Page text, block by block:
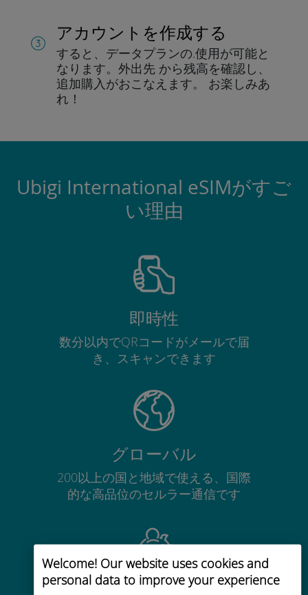
Welcome! Our website uses cookies and
personal data to improve your experience
アカウントを作成する
すると、データプランの.使用が可能と
なります。 外出先 から残高を確認し、
追加購入がおこなえます。
お楽しみあ
れ！
Ubigi International eSIMがすご
い理由
即時性
数分以内でQRコードがメールで届
き、スキャンできます
グローバル
200以上の国と地域で使える、国際
的な高品位のセルラー通信です
コストパフォーマンス